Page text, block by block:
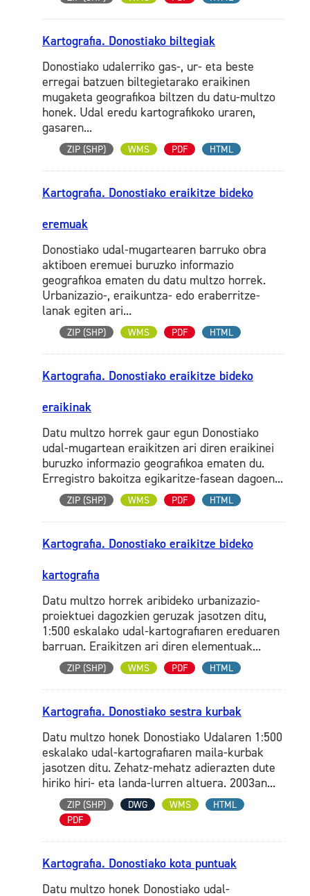
Kartografia. Donostiako biltegiak
Donostiako udalerriko gas-, ur- eta beste
erregai batzuen biltegietarako eraikinen
mugaketa geografikoa biltzen du datu-multzo
honek. Udal eredu kartografikoko uraren,
gasaren...
ZIP (SHP) WMS PDF HTML
Kartografia. Donostiako eraikitze bideko
eremuak
Donostiako udal-mugartearen barruko obra
aktiboen eremuei buruzko informazio
geografikoa ematen du datu multzo horrek.
Urbanizazio-, eraikuntza- edo eraberritze-
lanak egiten ari...
ZIP (SHP) WMS PDF HTML
Kartografia. Donostiako eraikitze bideko
eraikinak
Datu multzo horrek gaur egun Donostiako
udal-mugartean eraikitzen ari diren eraikinei
buruzko informazio geografikoa ematen du.
Erregistro bakoitza egikaritze-fasean dagoen...
ZIP (SHP) WMS PDF HTML
Kartografia. Donostiako eraikitze bideko
kartografia
Datu multzo horrek aribideko urbanizazio-
proiektuei dagozkien geruzak jasotzen ditu,
1:500 eskalako udal-kartografiaren ereduaren
barruan. Eraikitzen ari diren elementuak...
ZIP (SHP) WMS PDF HTML
Kartografia. Donostiako sestra kurbak
Datu multzo honek Donostiako Udalaren 1:500
eskalako udal-kartografiaren maila-kurbak
jasotzen ditu. Zehatz-mehatz adierazten dute
hiriko hiri- eta landa-lurren altuera. 2003an...
ZIP (SHP) DWG WMS
HTML
PDF
Kartografia. Donostiako kota puntuak
Datu multzo honek Donostiako udal-